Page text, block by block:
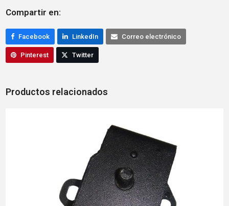
Compartir en:
Facebook LinkedIn Correo electrónico
Pinterest Twitter
Productos relacionados